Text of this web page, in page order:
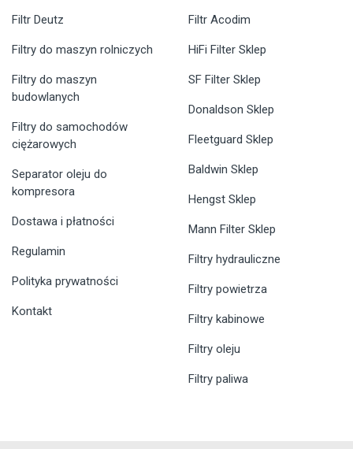
Filtr Deutz Filtr Acodim
Filtry do maszyn rolniczych
Filtry do maszyn
budowlanych
Filtry do samochodów
ciężarowych
Separator oleju do
kompresora
Dostawa i płatności
Regulamin
Polityka prywatności
Kontakt
HiFi Filter Sklep
SF Filter Sklep
Donaldson Sklep
Fleetguard Sklep
Baldwin Sklep
Hengst Sklep
Mann Filter Sklep
Filtry hydrauliczne
Filtry powietrza
Filtry kabinowe
Filtry oleju
Filtry paliwa